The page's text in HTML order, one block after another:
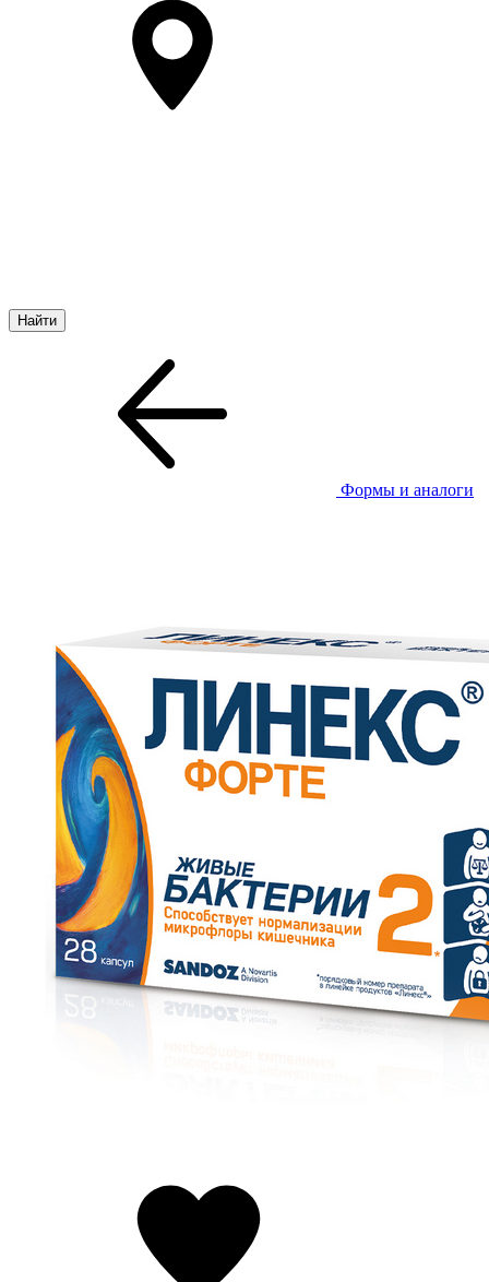
Формы и аналоги